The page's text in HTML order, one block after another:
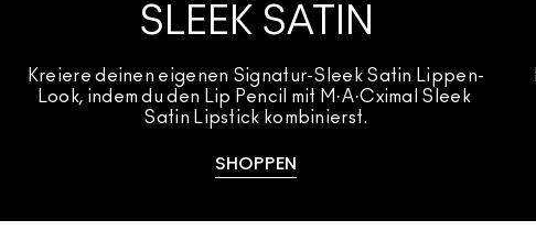
SLEEK SATIN
Kreiere deinen eigenen Signatur-Sleek Satin Lippen-
Look, indem du den Lip Pencil mit M·A·Cximal Sleek
Satin Lipstick kombinierst.
SHOPPEN